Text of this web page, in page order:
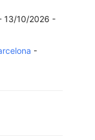
13/10/2026 -
-